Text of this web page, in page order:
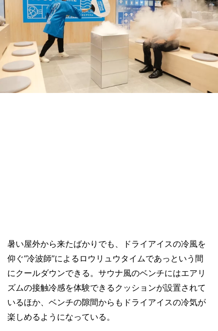
暑い屋外から来たばかりでも、ドライアイスの冷風を
仰ぐ“冷波師”によるロウリュウタイムであっという間
にクールダウンできる。サウナ風のベンチにはエアリ
ズムの接触冷感を体験できるクッションが設置されて
いるほか、ベンチの隙間からもドライアイスの冷気が
楽しめるようになっている。